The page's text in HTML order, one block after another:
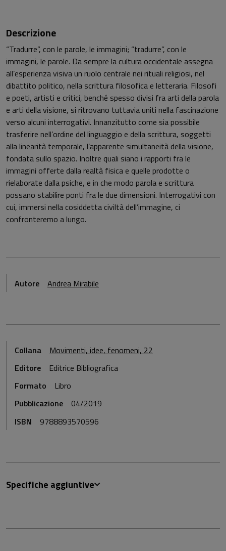
Descrizione
“Tradurre”, con le parole, le immagini; “tradurre”, con le
immagini, le parole. Da sempre la cultura occidentale assegna
all’esperienza visiva un ruolo centrale nei rituali religiosi, nel
dibattito politico, nella scrittura filosofica e letteraria. Filosofi
e poeti, artisti e critici, benché spesso divisi fra arti della parola
e arti della visione, si ritrovano tuttavia uniti nella fascinazione
verso alcuni interrogativi. Innanzitutto come sia possibile
trasferire nell’ordine del linguaggio e della scrittura, soggetti
alla linearità temporale, l’apparente simultaneità della visione,
fondata sullo spazio. Inoltre quali siano i rapporti fra le
immagini offerte dalla realtà fisica e quelle prodotte o
rielaborate dalla psiche, e in che modo parola e scrittura
possano stabilire ponti fra le due dimensioni. Interrogativi con
cui, immersi nella cosiddetta civiltà dell’immagine, ci
confronteremo a lungo.
Autore Andrea Mirabile
Collana
Movimenti, idee, fenomeni, 22
Editore
Editrice Bibliografica
Formato
Libro
Pubblicazione
04/2019
ISBN
9788893570596
Specifiche aggiuntive